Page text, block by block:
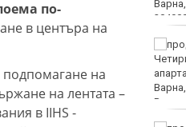
по-
в центъра на
на
на лентата –
в IIHS -
въздушното
премаза кола